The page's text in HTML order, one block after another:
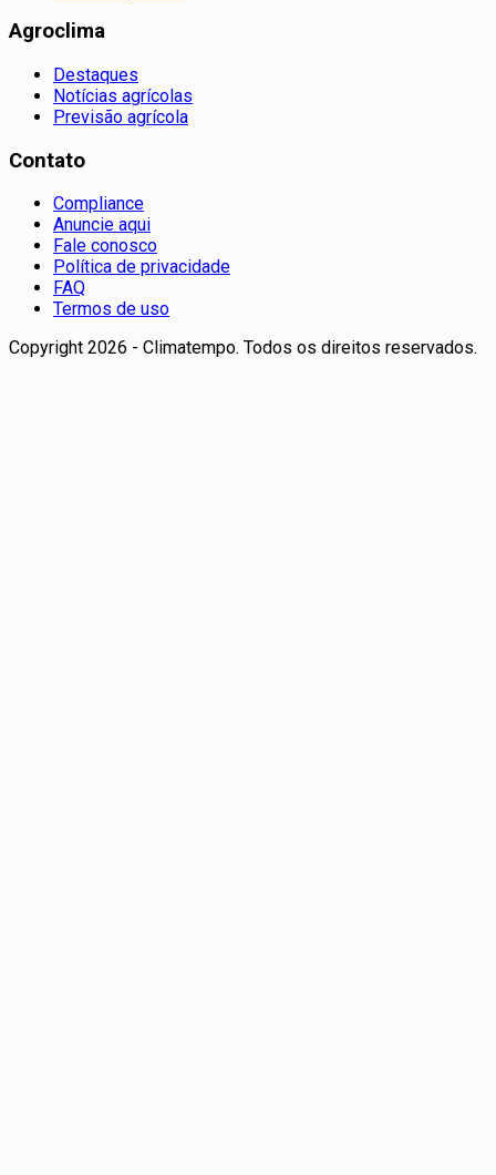
Agroclima
Destaques
Notícias agrícolas
Previsão agrícola
Contato
Compliance
Anuncie aqui
Fale conosco
Política de privacidade
FAQ
Termos de uso
Copyright 2026 - Climatempo. Todos os direitos reservados.